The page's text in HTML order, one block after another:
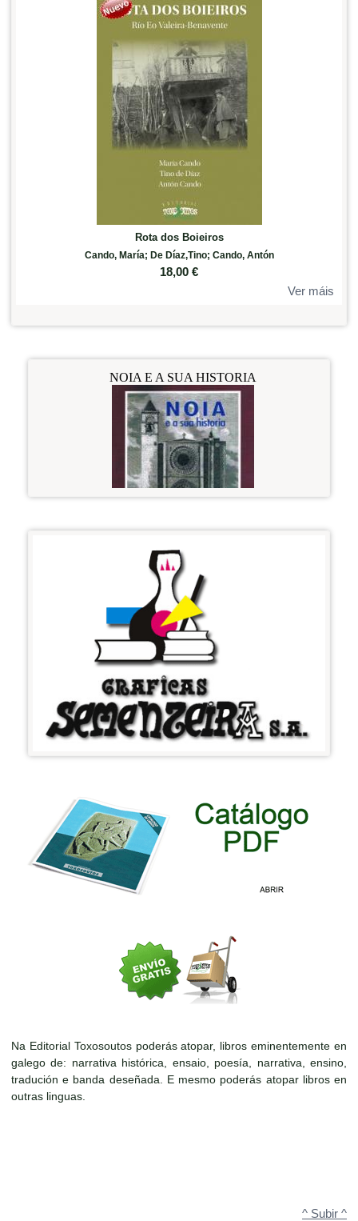
Rota dos Boieiros
Cando, María; De Díaz,Tino; Cando, Antón
18,00 €
Ver máis
Na Editorial Toxosoutos poderás atopar, libros eminentemente en
galego de: narrativa histórica, ensaio, poesía, narrativa, ensino,
tradución e banda deseñada. E mesmo poderás atopar libros en
outras linguas.
^ Subir ^